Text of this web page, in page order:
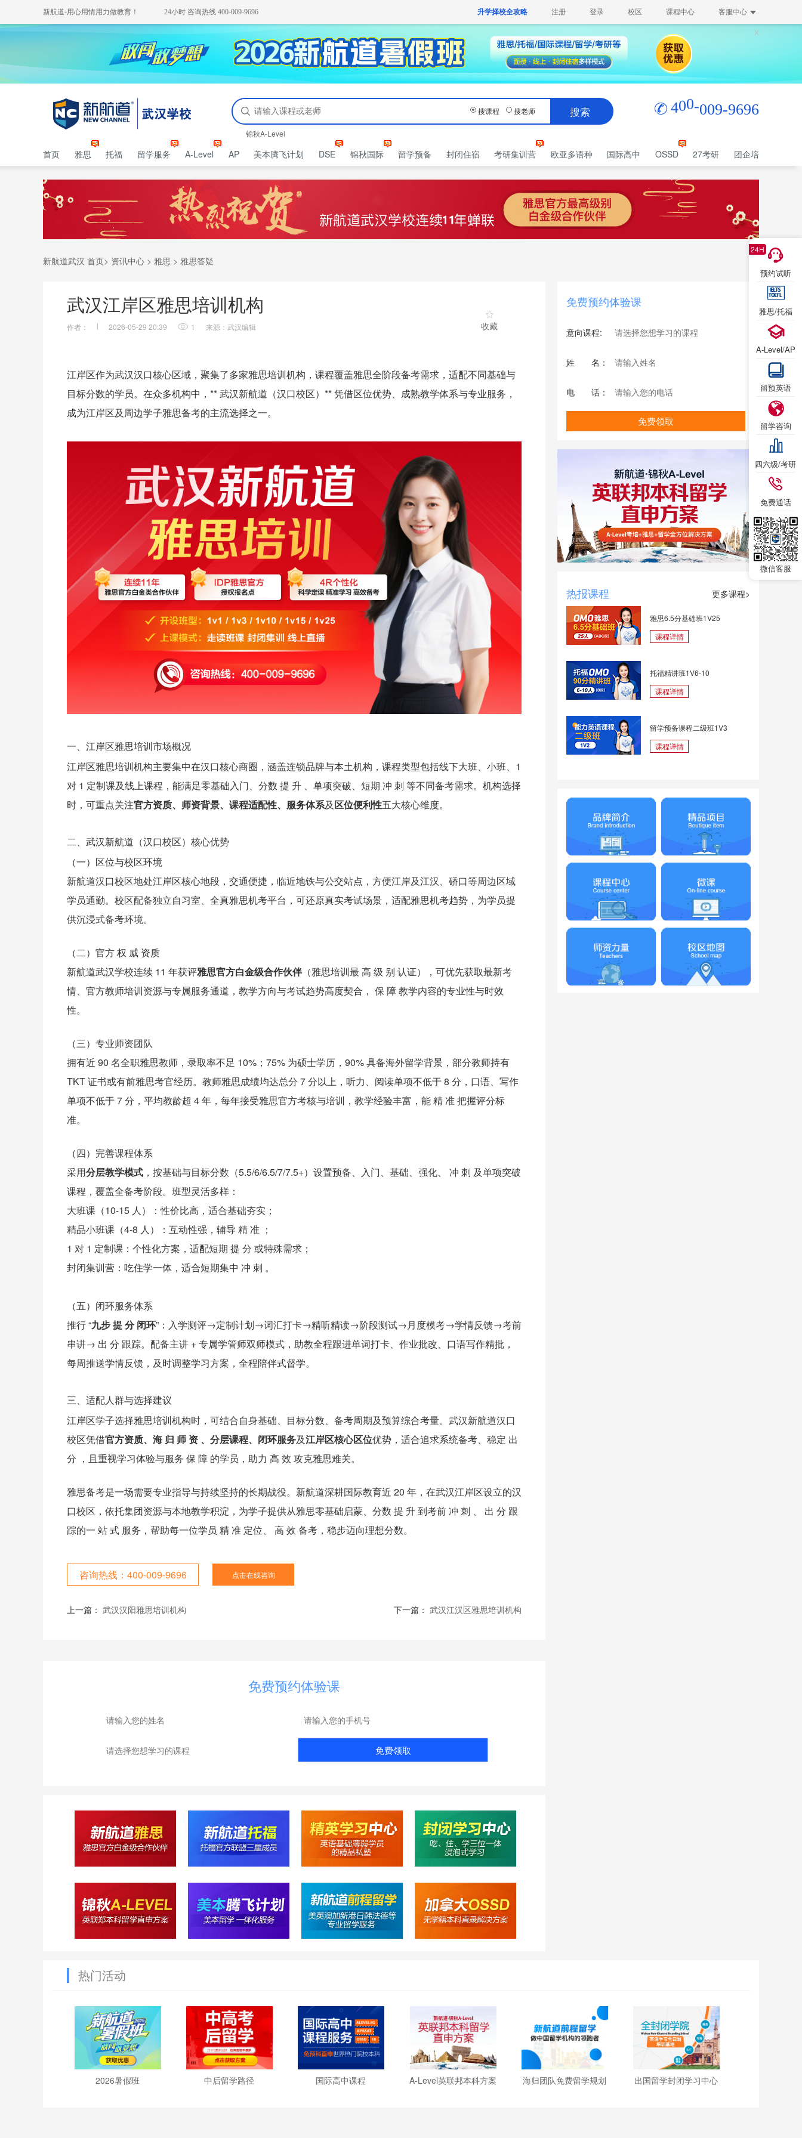
新航道-用心用情用力做教育！ 24小时 咨询热线 400-009-9696 升学择校全攻略 注册 登录 校区 课程中心 客服中心
搜课程 搜老师
锦秋A-Level
搜索 400-009-9696
首页 雅思 托福 留学服务 A-Level AP 美本腾飞计划 DSE 锦秋国际 留学预备 封闭住宿 考研集训营 欧亚多语种 国际高中 OSSD 27考研 团企培
新航道武汉 首页> 资讯中心 > 雅思 > 雅思答疑
武汉江岸区雅思培训机构
作者： 2026-05-29 20:39 1 来源：武汉编辑 收藏
江岸区作为武汉汉口核心区域，聚集了多家雅思培训机构，课程覆盖雅思全阶段备考需求，适配不同基础与
目标分数的学员。在众多机构中，** 武汉新航道（汉口校区）** 凭借区位优势、成熟教学体系与专业服务，
成为江岸区及周边学子雅思备考的主流选择之一。
一、江岸区雅思培训市场概况
江岸区雅思培训机构主要集中在汉口核心商圈，涵盖连锁品牌与本土机构，课程类型包括线下大班、小班、1
对 1 定制课及线上课程，能满足零基础入门、分数 提 升 、单项突破、短期 冲 刺 等不同备考需求。机构选择
时，可重点关注官方资质、师资背景、课程适配性、服务体系及区位便利性五大核心维度。
二、武汉新航道（汉口校区）核心优势
（一）区位与校区环境
新航道汉口校区地处江岸区核心地段，交通便捷，临近地铁与公交站点，方便江岸及江汉、硚口等周边区域
学员通勤。校区配备独立自习室、全真雅思机考平台，可还原真实考试场景，适配雅思机考趋势，为学员提
供沉浸式备考环境。
（二）官方 权 威 资质
新航道武汉学校连续 11 年获评雅思官方白金级合作伙伴 （雅思培训最 高 级 别 认证），可优先获取最新考
情、官方教师培训资源与专属服务通道，教学方向与考试趋势高度契合， 保 障 教学内容的专业性与时效
性。
（三）专业师资团队
拥有近 90 名全职雅思教师，录取率不足 10%；75% 为硕士学历，90% 具备海外留学背景，部分教师持有
TKT 证书或有前雅思考官经历。教师雅思成绩均达总分 7 分以上，听力、阅读单项不低于 8 分，口语、写作
单项不低于 7 分，平均教龄超 4 年，每年接受雅思官方考核与培训，教学经验丰富，能 精 准 把握评分标
准。
（四）完善课程体系
采用分层教学模式 ，按基础与目标分数（5.5/6/6.5/7/7.5+）设置预备、入门、基础、强化、 冲 刺 及单项突破
课程，覆盖全备考阶段。班型灵活多样：
大班课（10-15 人）：性价比高，适合基础夯实；
精品小班课（4-8 人）：互动性强，辅导 精 准 ；
1 对 1 定制课：个性化方案，适配短期 提 分 或特殊需求；
封闭集训营：吃住学一体，适合短期集中 冲 刺 。
（五）闭环服务体系
推行 “九步 提 分 闭环”：入学测评→定制计划→词汇打卡→精听精读→阶段测试→月度模考→学情反馈→考前
串讲→ 出 分 跟踪。配备主讲 + 专属学管师双师模式，助教全程跟进单词打卡、作业批改、口语写作精批，
每周推送学情反馈，及时调整学习方案，全程陪伴式督学。
三、适配人群与选择建议
江岸区学子选择雅思培训机构时，可结合自身基础、目标分数、备考周期及预算综合考量。武汉新航道汉口
校区凭借官方资质、海 归 师 资 、分层课程、闭环服务及江岸区核心区位优势，适合追求系统备考、稳定 出
分 ，且重视学习体验与服务 保 障 的学员，助力 高 效 攻克雅思难关。
雅思备考是一场需要专业指导与持续坚持的长期战役。新航道深耕国际教育近 20 年，在武汉江岸区设立的汉
口校区，依托集团资源与本地教学积淀，为学子提供从雅思零基础启蒙、分数 提 升 到考前 冲 刺 、 出 分 跟
踪的一 站 式 服务，帮助每一位学员 精 准 定位、 高 效 备考，稳步迈向理想分数。
咨询热线：400-009-9696 点击在线咨询
上一篇： 武汉汉阳雅思培训机构 下一篇： 武汉江汉区雅思培训机构
免费预约体验课
免费领取
免费预约体验课
意向课程:
姓 名：
电 话：
免费领取
热报课程 更多课程>
雅思6.5分基础班1V25
课程详情
托福精讲班1V6-10
课程详情
留学预备课程二级班1V3
课程详情
热门活动
2026暑假班 中后留学路径 国际高中课程 A-Level英联邦本科方案 海归团队免费留学规划 出国留学封闭学习中心
登录
密码登录 收不到验证码?
首次登录自动注册
《用户服务条款及隐私政策》
登录
验证码登录 忘记密码?
知道了
获取验证码
下一步
保存新密码
立即登录
为了确保您的帐号安全
请勿将帐号信息提供给他人/机构
预约试听
24H
雅思/托福
A-Level/AP
留预英语
留学咨询
四六级/考研
免费通话
微信客服
免